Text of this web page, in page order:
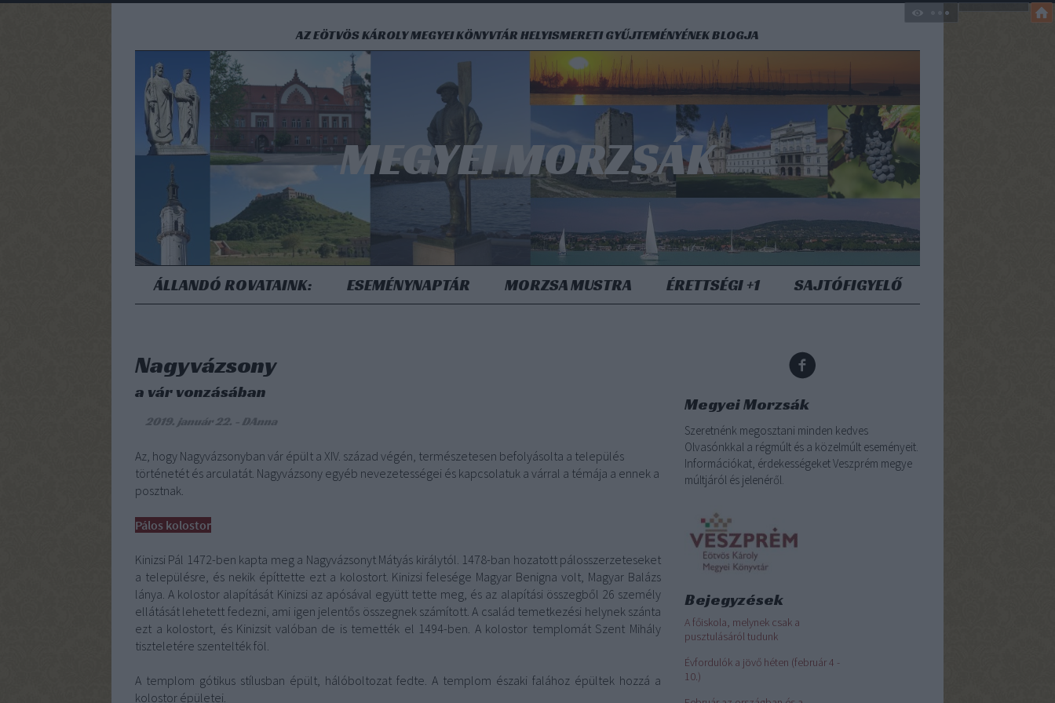
AZ EÖTVÖS KÁROLY MEGYEI KÖNYVTÁR HELYISMERETI GYŰJTEMÉNYÉNEK BLOGJA
MEGYEI MORZSÁK
ÁLLANDÓ ROVATAINK: ESEMÉNYNAPTÁR MORZSA MUSTRA ÉRETTSÉGI +1 SAJTÓFIGYELŐ
Nagyvázsony
a vár vonzásában
2019. január 22. DAnna
Az, hogy Nagyvázsonyban vár épült a XIV. század végén, természetesen befolyásolta a település
történetét és arculatát. Nagyvázsony egyéb nevezetességei és kapcsolatuk a várral a témája a ennek a
posztnak.
Pálos kolostor
Kinizsi Pál 1472-ben kapta meg a Nagyvázsonyt Mátyás királytól. 1478-ban hozatott pálosszerzeteseket
a településre, és nekik építtette ezt a kolostort. Kinizsi felesége Magyar Benigna volt, Magyar Balázs
lánya. A kolostor alapítását Kinizsi az apósával együtt tette meg, és az alapítási összegből 26 személy
ellátását lehetett fedezni, ami igen jelentős összegnek számított. A család temetkezési helynek szánta
ezt a kolostort, és Kinizsit valóban de is temették el 1494-ben. A kolostor templomát Szent Mihály
tiszteletére szentelték föl.
A templom gótikus stílusban épült, hálóboltozat fedte. A templom északi falához épültek hozzá a
kolostor épületei.
Megyei Morzsák
Szeretnénk megosztani minden kedves
Olvasónkkal a régmúlt és a közelmúlt eseményeit.
Információkat, érdekességeket Veszprém megye
múltjáról és jelenéről.
Bejegyzések
A főiskola, melynek csak a
pusztulásáról tudunk
Évfordulók a jövő héten (február 4 -
10.)